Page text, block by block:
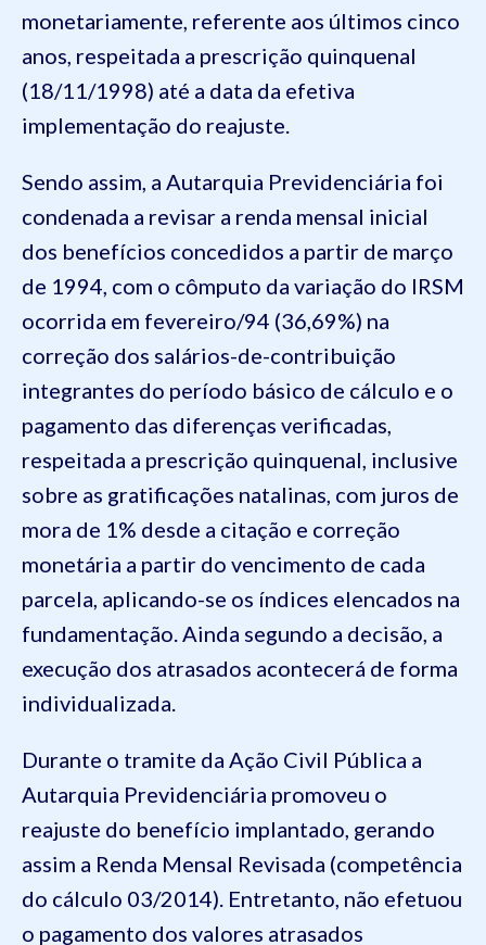
monetariamente, referente aos últimos cinco
anos, respeitada a prescrição quinquenal
(18/11/1998) até a data da efetiva
implementação do reajuste.
Sendo assim, a Autarquia Previdenciária foi
condenada a revisar a renda mensal inicial
dos benefícios concedidos a partir de março
de 1994, com o cômputo da variação do IRSM
ocorrida em fevereiro/94 (36,69%) na
correção dos salários-de-contribuição
integrantes do período básico de cálculo e o
pagamento das diferenças verificadas,
respeitada a prescrição quinquenal, inclusive
sobre as gratificações natalinas, com juros de
mora de 1% desde a citação e correção
monetária a partir do vencimento de cada
parcela, aplicando-se os índices elencados na
fundamentação. Ainda segundo a decisão, a
execução dos atrasados acontecerá de forma
individualizada.
Durante o tramite da Ação Civil Pública a
Autarquia Previdenciária promoveu o
reajuste do benefício implantado, gerando
assim a Renda Mensal Revisada (competência
do cálculo 03/2014). Entretanto, não efetuou
o pagamento dos valores atrasados